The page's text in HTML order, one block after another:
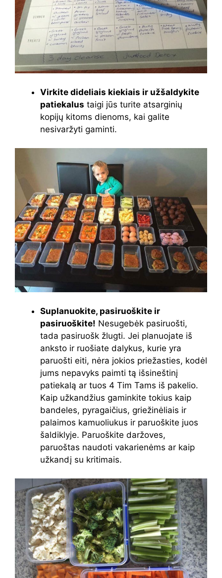
Virkite dideliais kiekiais ir užšaldykite
patiekalus taigi jūs turite atsarginių
kopijų kitoms dienoms, kai galite
nesivaržyti gaminti.
Suplanuokite, pasiruoškite ir
pasiruoškite! Nesugebėk pasiruošti,
tada pasiruošk žlugti. Jei planuojate iš
anksto ir ruošiate dalykus, kurie yra
paruošti eiti, nėra jokios priežasties, kodėl
jums nepavyks paimti tą išsineštinį
patiekalą ar tuos 4 Tim Tams iš pakelio.
Kaip užkandžius gaminkite tokius kaip
bandeles, pyragaičius, griežinėliais ir
palaimos kamuoliukus ir paruoškite juos
šaldiklyje. Paruoškite daržoves,
paruoštas naudoti vakarienėms ar kaip
užkandį su kritimais.